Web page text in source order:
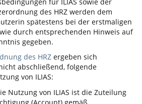
des HRZ werden dem
spätestens bei der erstmaligen
durch entsprechenden Hinweis auf
gegeben.
des HRZ ergeben sich
abschließend, folgende
von ILIAS:
Nutzung von ILIAS ist die Zuteilung